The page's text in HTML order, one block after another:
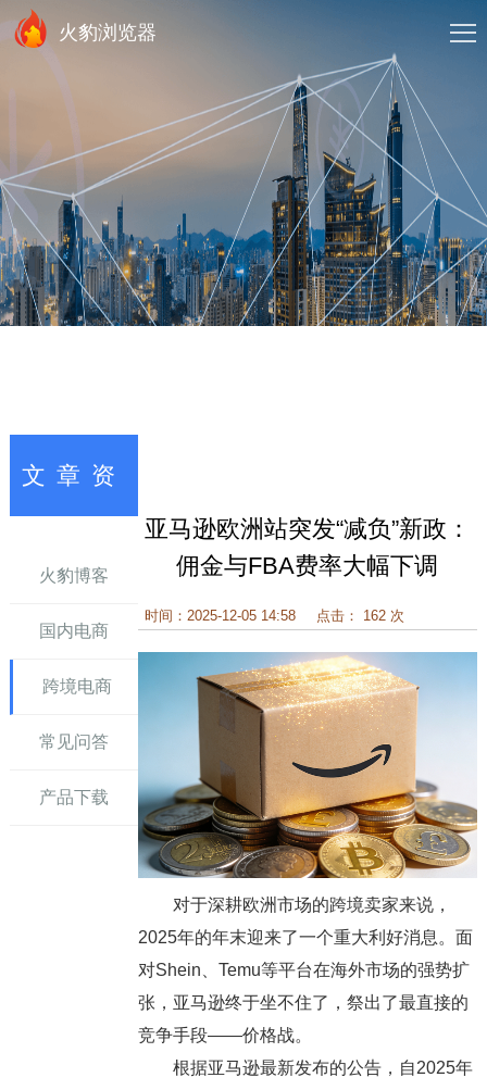
火豹浏览器
文章资
火豹博客
国内电商
跨境电商
常见问答
产品下载
亚马逊欧洲站突发“减负”新政：
佣金与FBA费率大幅下调
时间：2025-12-05 14:58 点击： 162 次
对于深耕欧洲市场的跨境卖家来说，
2025年的年末迎来了一个重大利好消息。面
对Shein、Temu等平台在海外市场的强势扩
张，亚马逊终于坐不住了，祭出了最直接的
竞争手段——价格战。
根据亚马逊最新发布的公告，自2025年